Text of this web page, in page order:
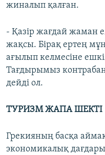
жиналып қалған.
- Қазір жағдай жаман
жақсы. Бірақ ертең
ағылып келмесіне
Тағдырымыз
дейді ол.
ТУРИЗМ ЖАПА ШЕКТІ
Грекияның басқа
экономикалық